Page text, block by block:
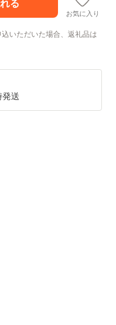
お気に入り
いただいた場合、返礼品は
発送